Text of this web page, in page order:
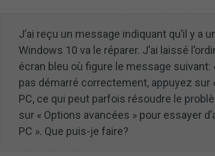
J’ai reçu un message indiquant qu’il y a
Windows 10 va le réparer. J’ai laissé
écran bleu où figure le message suivant:
pas démarré correctement, appuyez sur
PC, ce qui peut parfois résoudre le
sur « Options avancées » pour essayer
PC ». Que puis-je faire?